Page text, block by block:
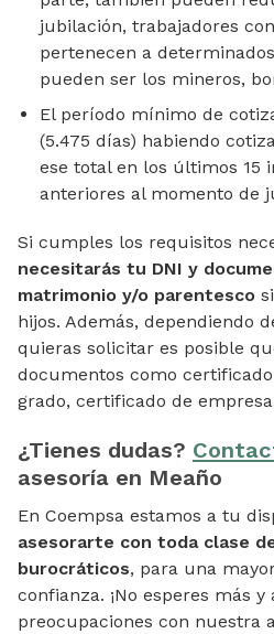
jubilación, trabajadores
pertenecen a
pueden ser los mineros,
El período mínimo de
(5.475 días) habiendo
ese total en los últimos 15
anteriores al momento de
Si cumples los requisitos
necesitarás tu DNI y
matrimonio y/o parentesco
hijos. Además, dependiendo
quieras solicitar es posible
documentos como
grado, certificado de
¿Tienes dudas?
asesoría en Meaño
En Coempsa estamos a tu
asesorarte con toda clase
burocráticos, para una
confianza. ¡No esperes más
preocupaciones con nuestra